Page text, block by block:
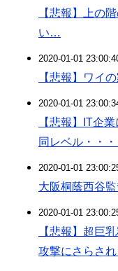
【悲報】上の
い…
2020-01-01
【悲報】ワイ
2020-01-01
【悲報】IT企
同レベル・・
2020-01-01
大阪桐蔭西谷
2020-01-01
【悲報】超巨
攻撃にさらされ